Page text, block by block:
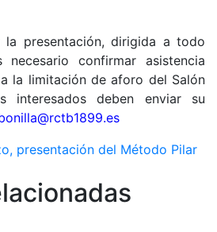
presentación, dirigida a todo
confirmar asistencia
la limitación de aforo del Salón
interesados deben enviar su
es